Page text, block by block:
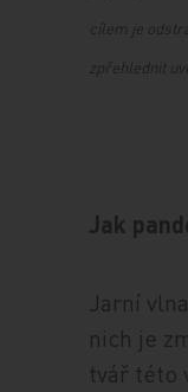
cílem je
zpřehlednit
Jak
Jarní
nich je
tvář této